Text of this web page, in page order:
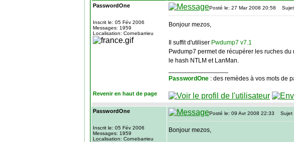
PasswordOne
Inscrit le: 05 Fév 2006
Messages: 1959
Localisation: Cornebarrieu
Posté le: 27 Mar 2008 20:58 Sujet
Bonjour mezos,
Il suffit d'utiliser Pwdump7 v7.1
Pwdump7 permet de récupérer les ruches
le hash NTLM et LanMan.
PasswordOne : des remèdes à vos mots de
Revenir en haut de page
PasswordOne
Inscrit le: 05 Fév 2006
Messages: 1959
Localisation: Cornebarrieu
Posté le: 09 Avr 2008 22:33 Sujet
Bonjour mezos,